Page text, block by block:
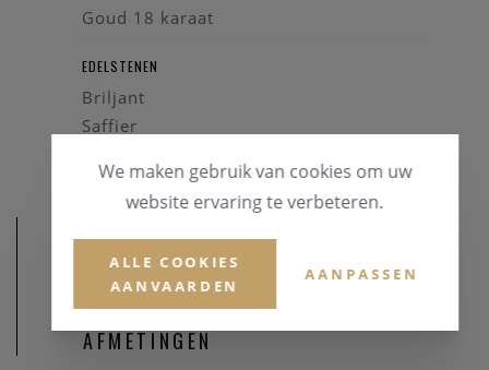
Goud 18 karaat
EDELSTENEN
Briljant
Saffier
AFMETINGEN
We maken gebruik van cookies om uw
website ervaring te verbeteren.
ALLE COOKIES
AANVAARDEN
AANPASSEN